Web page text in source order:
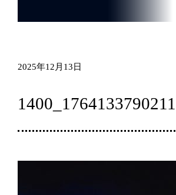
2025年12月13日
1400_1764133790211